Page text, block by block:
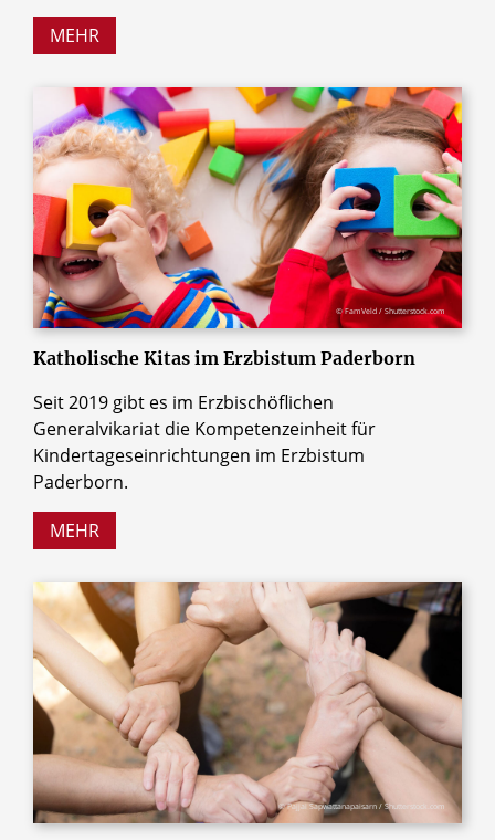
MEHR
© FamVeld / Shutterstock.com
Katholische Kitas im Erzbistum Paderborn
Seit 2019 gibt es im Erzbischöflichen
Generalvikariat die Kompetenzeinheit für
Kindertageseinrichtungen im Erzbistum
Paderborn.
MEHR
© Pajjai Sapwattanapaisarn / Shutterstock.com